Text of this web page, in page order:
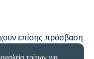
επίσης πρόσβαση